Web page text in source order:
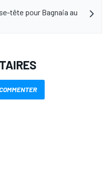
tête pour Bagnaia au